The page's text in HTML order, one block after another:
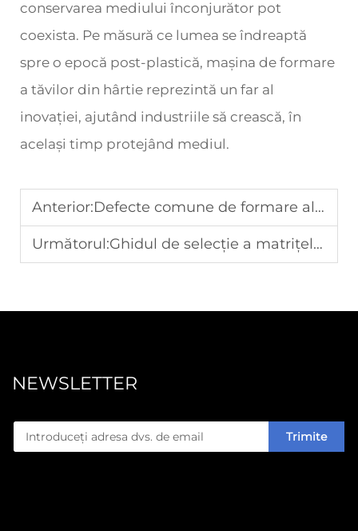
conservarea mediului înconjurător pot
coexista. Pe măsură ce lumea se îndreaptă
spre o epocă post-plastică, mașina de formare
a tăvilor din hârtie reprezintă un far al
inovației, ajutând industriile să crească, în
același timp protejând mediul.
Anterior:Defecte comune de formare ale mașinilor de lipire a hârtiei și soluții de depanare
Următorul:Ghidul de selecție a matrițelor pentru mașinile de tăiat în rolă cu matriță
NEWSLETTER
Trimite